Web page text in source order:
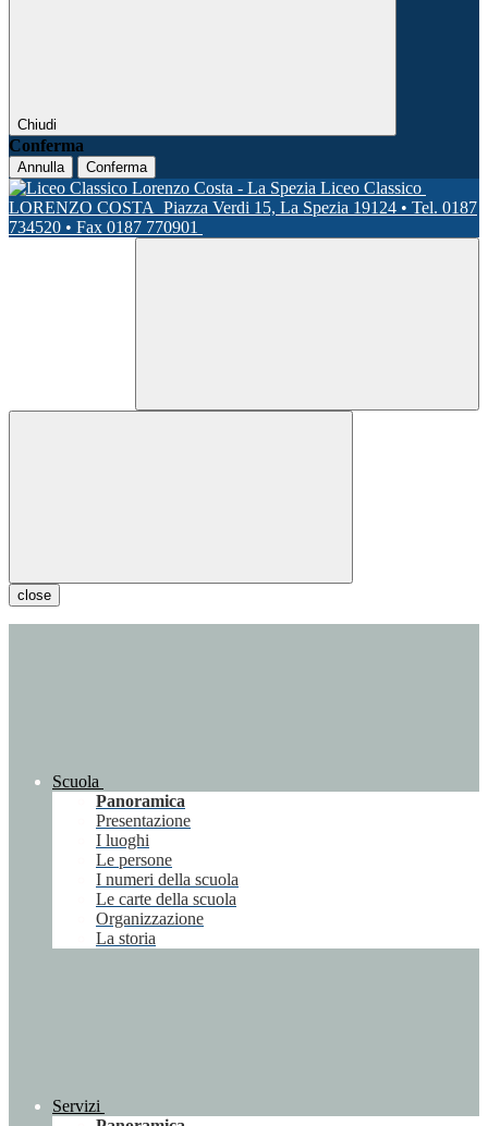
Chiudi
Conferma
Annulla Conferma
Liceo Classico
LORENZO COSTA Piazza Verdi 15, La Spezia 19124 • Tel. 0187
734520 • Fax 0187 770901
close
Scuola
Panoramica
Presentazione
I luoghi
Le persone
I numeri della scuola
Le carte della scuola
Organizzazione
La storia
Servizi